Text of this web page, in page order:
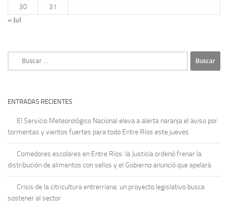
30
31
« Jul
ENTRADAS RECIENTES
El Servicio Meteorológico Nacional eleva a alerta naranja el aviso por
tormentas y vientos fuertes para todo Entre Ríos este jueves
Comedores escolares en Entre Ríos: la Justicia ordenó frenar la
distribución de alimentos con sellos y el Gobierno anunció que apelará
Crisis de la citricultura entrerriana: un proyecto legislativo busca
sostener al sector